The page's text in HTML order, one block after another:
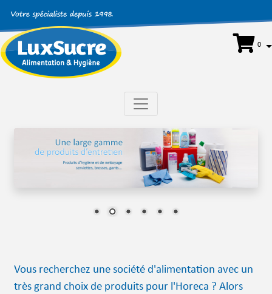
0
Vous recherchez une société d'alimentation avec un
très grand choix de produits pour l'Horeca ? Alors